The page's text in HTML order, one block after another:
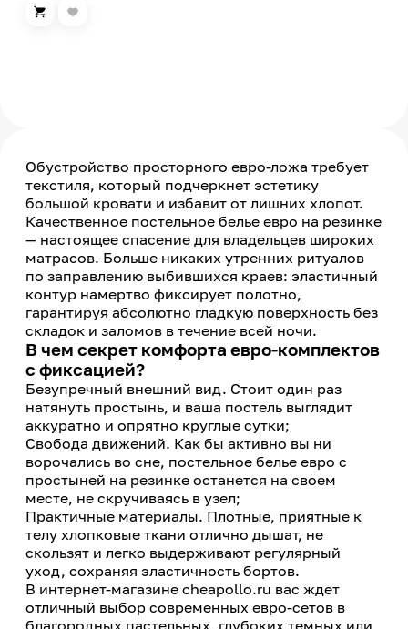
Обустройство просторного евро-ложа требует
текстиля, который подчеркнет эстетику
большой кровати и избавит от лишних хлопот.
Качественное постельное белье евро на резинке
— настоящее спасение для владельцев широких
матрасов. Больше никаких утренних ритуалов
по заправлению выбившихся краев: эластичный
контур намертво фиксирует полотно,
гарантируя абсолютно гладкую поверхность без
складок и заломов в течение всей ночи.
В чем секрет комфорта евро-комплектов
с фиксацией?
Безупречный внешний вид. Стоит один раз
натянуть простынь, и ваша постель выглядит
аккуратно и опрятно круглые сутки;
Свобода движений. Как бы активно вы ни
ворочались во сне, постельное белье евро с
простыней на резинке останется на своем
месте, не скручиваясь в узел;
Практичные материалы. Плотные, приятные к
телу хлопковые ткани отлично дышат, не
скользят и легко выдерживают регулярный
уход, сохраняя эластичность бортов.
В интернет-магазине cheapollo.ru вас ждет
отличный выбор современных евро-сетов в
благородных пастельных, глубоких темных или